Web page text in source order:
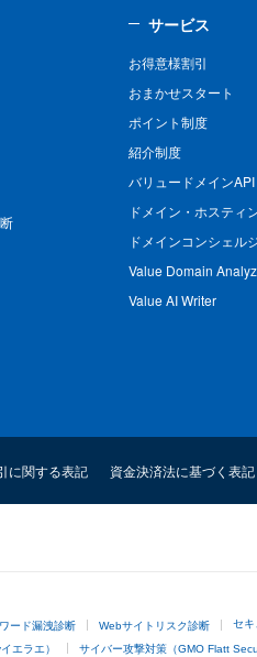
サービス
お得意様割引
おまかせスタート
ポイント制度
紹介制度
バリュードメインAPI
ドメイン・ホスティ
ドメインコンシェル
Value Domain
Value AI Writer
に関する表記 資金決済法に基づく表記
ード漏洩診断 Webサイトリスク診断 セキ
エラエ） サイバー攻撃対策（GMO Flatt